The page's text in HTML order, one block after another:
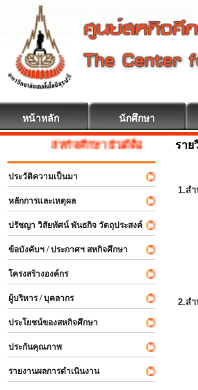
หน้าหลัก นักศึกษา
สหกิจศึกษา ยินดีต้อนรับ
ประวัติความเป็นมา
หลักการและเหตุผล
ปรัชญา วิสัยทัศน์ พันธกิจ วัตถุประสงค์
ข้อบังคับฯ / ประกาศฯ สหกิจศึกษา
โครงสร้างองค์กร
ผู้บริหาร / บุคลากร
ประโยชน์ของสหกิจศึกษา
ประกันคุณภาพ
รายงานผลการดำเนินงาน
ราย
1.ส
2.ส